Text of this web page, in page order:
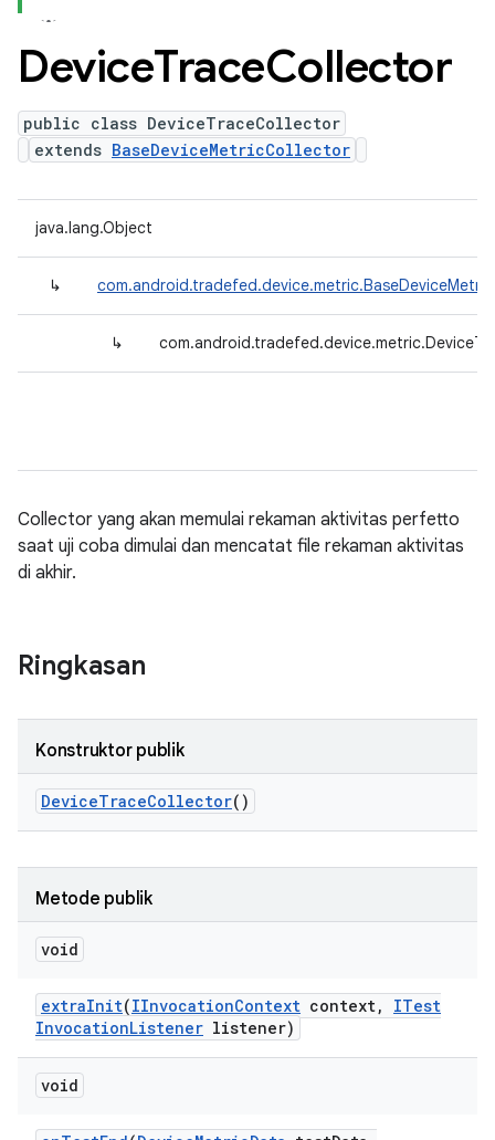
DeviceTraceCollector
public class DeviceTraceCollector
extends BaseDeviceMetricCollector
java.lang.Object
↳
↳
Collector yang akan memulai rekaman aktivitas perfetto
saat uji coba dimulai dan mencatat file rekaman aktivitas
di akhir.
Ringkasan
Konstruktor publik
DeviceTraceCollector()
Metode publik
void
extraInit(IInvocationContext context,
ITest
InvocationListener listener)
void